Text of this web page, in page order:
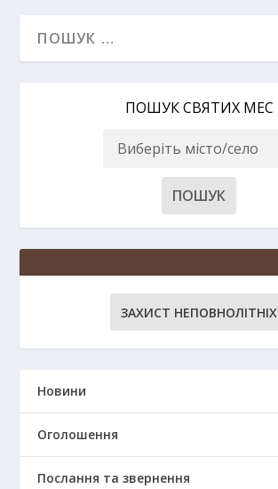
ПОШУК СВЯТИХ МЕС
ЗАХИСТ НЕПОВНОЛІТНІХ
Новини
Оголошення
Послання та звернення